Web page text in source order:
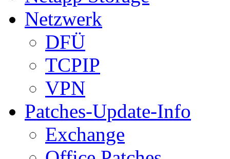
Netzwerk
DFÜ
TCPIP
VPN
Patches-Update-Info
Exchange